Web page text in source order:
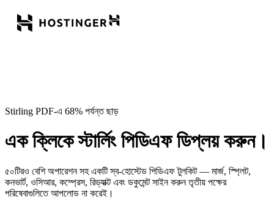
Stirling PDF-এ 68% পর্যন্ত ছাড়
এক ক্লিকে স্টার্লিং পিডিএফ ডিপ্লয় করুন।
৫০টিরও বেশি অপারেশন সহ একটি স্ব-হোস্টেড পিডিএফ টুলকিট — মার্জ, স্প্লিট,
কনভার্ট, ওসিআর, কম্প্রেস, রিড্যাক্ট এবং ডকুমেন্ট সাইন করুন তৃতীয় পক্ষের
পরিষেবাগুলিতে আপলোড না করেই।